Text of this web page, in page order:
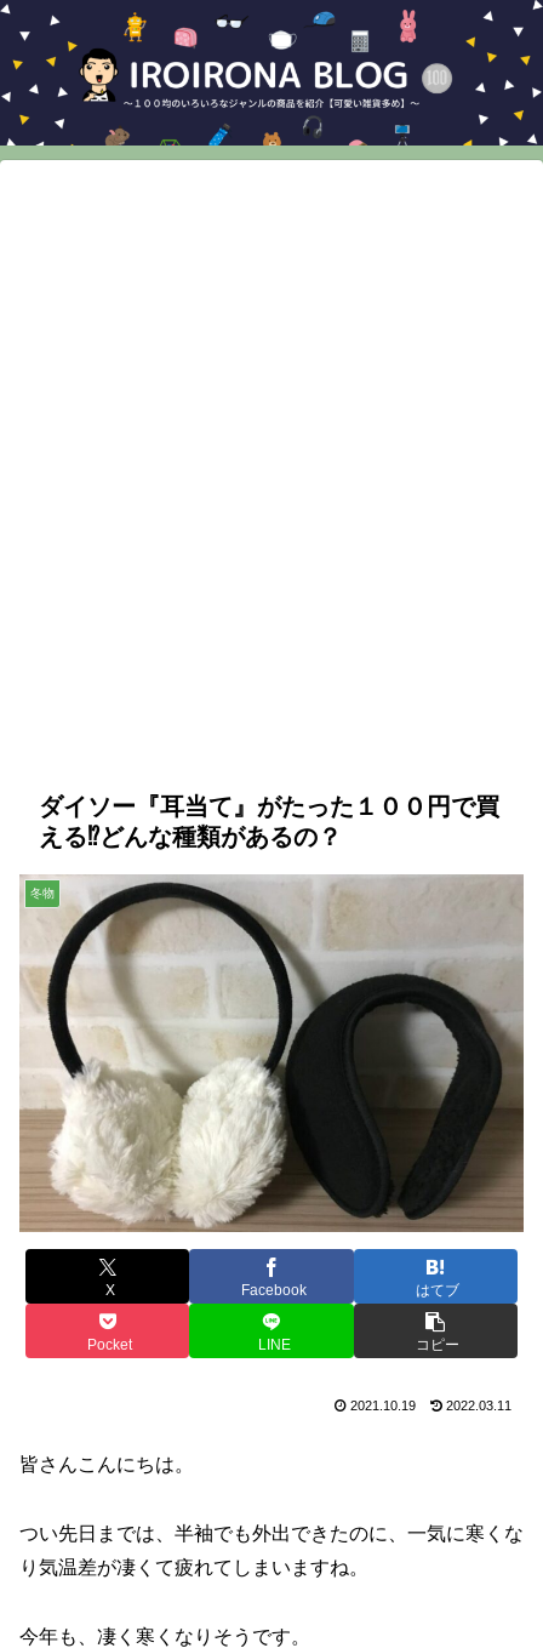
ダイソー『耳当て』がたった１００円で買
える⁉どんな種類があるの？
冬物
X Facebook はてブ
Pocket LINE コピー
2021.10.19 2022.03.11
皆さんこんにちは。
つい先日までは、半袖でも外出できたのに、一気に寒くな
り気温差が凄くて疲れてしまいますね。
今年も、凄く寒くなりそうです。